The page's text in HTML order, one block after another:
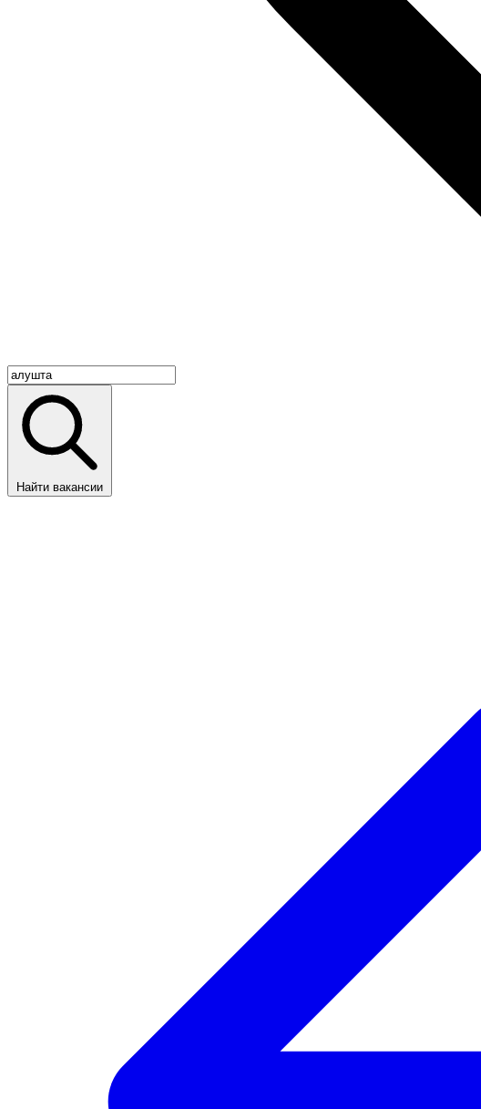
Найти вакансии